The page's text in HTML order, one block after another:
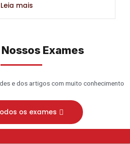
Leia mais
Exames
e dos artigos com muito conhecimento
os exames